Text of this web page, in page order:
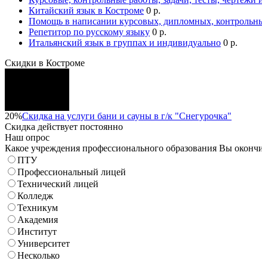
Китайский язык в Костроме 0 р.
Помощь в написании курсовых, дипломных,
Репетитор по русскому языку 0 р.
Итальянский язык в группах и индивидуально 0 р.
Скидки в Костроме
20%Скидка на услуги бани и сауны в г/к "Снегурочка"
Скидка действует постоянно
Наш опрос
Какое учреждения профессионального образования Вы
ПТУ
Профессиональный лицей
Технический лицей
Колледж
Техникум
Академия
Институт
Университет
Несколько